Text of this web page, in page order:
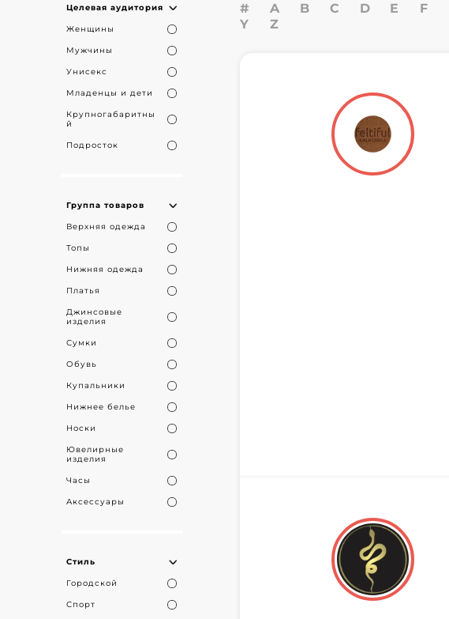
Целевая аудитория
Женщины
Мужчины
Унисекс
Младенцы и дети
Крупногабаритны
й
Подросток
Группа товаров
Верхняя одежда
Топы
Нижняя одежда
Платья
Джинсовые
изделия
Сумки
Обувь
Купальники
Нижнее белье
Носки
Ювелирные
изделия
Часы
Аксессуары
Стиль
Городской
Спорт
#
A B C D E F
Y
Z